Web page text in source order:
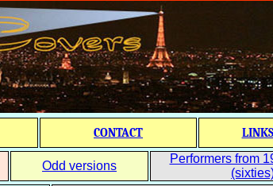
CONTACT
Odd versions
Performers from